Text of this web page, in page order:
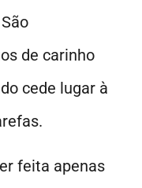
de carinho
cede lugar à
feita apenas